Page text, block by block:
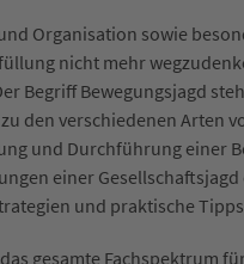
Organisation sowie
nicht mehr
Begriff Bewegungsjagd
den verschiedenen
und Durchführung einer
einer
und praktische
gesamte